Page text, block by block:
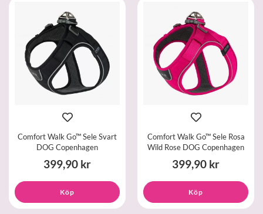
Comfort Walk Go™ Sele Svart
DOG Copenhagen
399,90 kr
Köp
Comfort Walk Go™ Sele Rosa
Wild Rose DOG Copenhagen
399,90 kr
Köp